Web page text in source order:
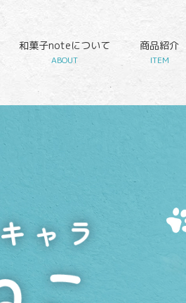
和菓子noteについて
ABOUT
商品紹介
ITEM